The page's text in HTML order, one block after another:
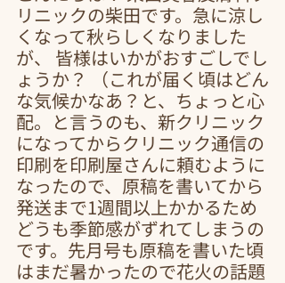
リニックの柴田です。急に涼し
くなって秋らしくなりました
が、 皆様はいかがおすごしでし
ょうか？ （これが届く頃はどん
な気候かなあ？と、ちょっと心
配。と言うのも、新クリニック
になってからクリニック通信の
印刷を印刷屋さんに頼むように
なったので、原稿を書いてから
発送まで1週間以上かかるため
どうも季節感がずれてしまうの
です。先月号も原稿を書いた頃
はまだ暑かったので花火の話題